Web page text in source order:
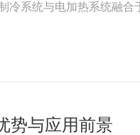
冷系统与电加热系统融
势与应用前景